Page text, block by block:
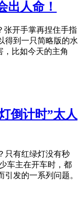
出人命！
张开手掌再捏住手指
得到一只简略版的水
，比如今天的主角
倒计时”太人
只有红绿灯没有秒
车主在开车时，都
发的一系列问题。